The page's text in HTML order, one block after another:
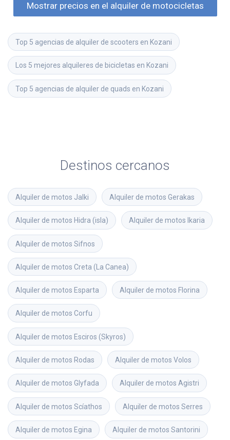
Mostrar precios en el alquiler de motocicletas
Top 5 agencias de alquiler de scooters en Kozani
Los 5 mejores alquileres de bicicletas en Kozani
Top 5 agencias de alquiler de quads en Kozani
Destinos cercanos
Alquiler de motos Jalki Alquiler de motos Gerakas
Alquiler de motos Hidra (isla) Alquiler de motos Ikaria
Alquiler de motos Sifnos
Alquiler de motos Creta (La Canea)
Alquiler de motos Esparta Alquiler de motos Florina
Alquiler de motos Corfu
Alquiler de motos Esciros (Skyros)
Alquiler de motos Rodas Alquiler de motos Volos
Alquiler de motos Glyfada Alquiler de motos Agistri
Alquiler de motos Scíathos Alquiler de motos Serres
Alquiler de motos Egina Alquiler de motos Santorini